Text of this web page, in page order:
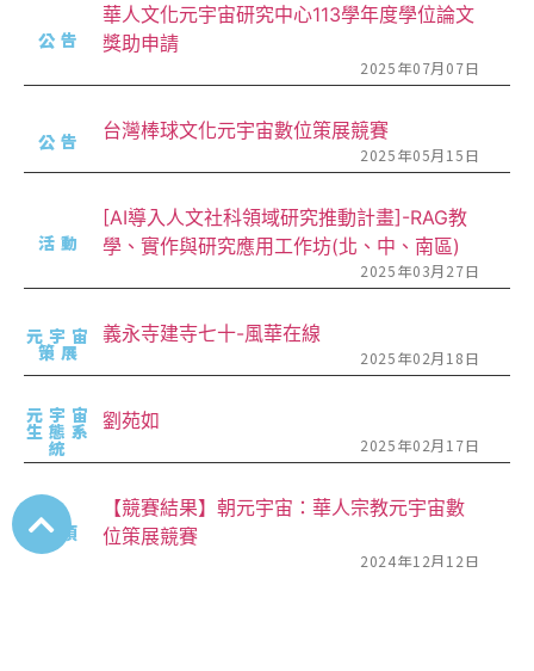
公告
華人文化元宇宙研究中心113學年度學位論文
獎助申請
2025年07月07日
公告 台灣棒球文化元宇宙數位策展競賽
2025年05月15日
活動
[AI導入人文社科領域研究推動計畫]-RAG教
學、實作與研究應用工作坊(北、中、南區)
2025年03月27日
元宇宙
策展
義永寺建寺七十-風華在線
2025年02月18日
元宇宙
生態系
統
劉苑如
2025年02月17日
獎項
【競賽結果】朝元宇宙：華人宗教元宇宙數
位策展競賽
2024年12月12日